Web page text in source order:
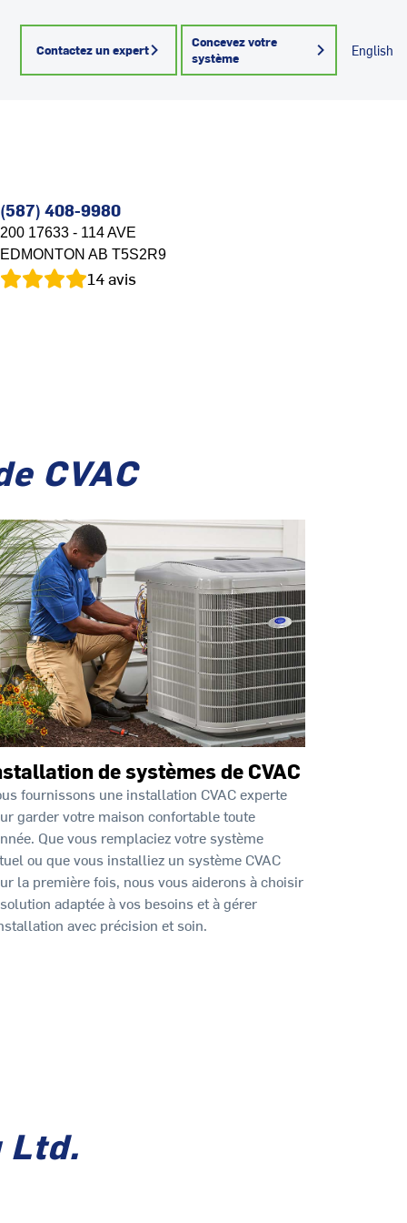
Contactez un expert
Concevez votre
système
English
(587) 408-9980
200 17633 - 114 AVE
EDMONTON AB T5S2R9
14avis
CVAC
de systèmes de CVAC
fournissons une installation CVAC experte
garder votre maison confortable toute
Que vous remplaciez votre système
ou que vous installiez un système CVAC
la première fois, nous vous aiderons à choisir
adaptée à vos besoins et à gérer
avec précision et soin.
Ltd.